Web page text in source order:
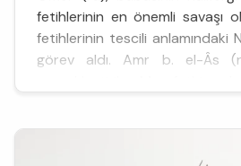
fetihlerinin en önemli savaşı
fetihlerinin tescili anlamındaki
görev aldı. Amr b. el-Âs